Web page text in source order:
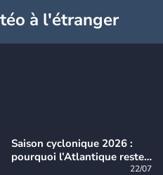
à l'étranger
Saison cyclonique 2026 :
pourquoi l’Atlantique reste
22/07